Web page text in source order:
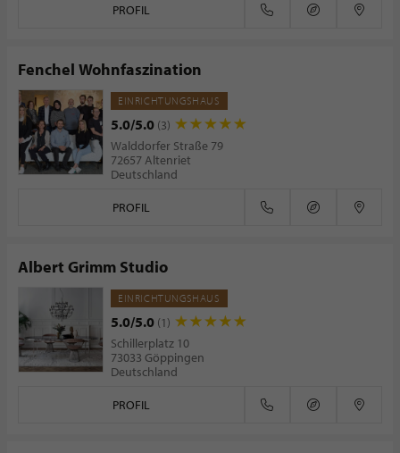
PROFIL
Fenchel Wohnfaszination
EINRICHTUNGSHAUS
5.0/5.0 (3)
Walddorfer Straße 79
72657 Altenriet
Deutschland
PROFIL
Albert Grimm Studio
EINRICHTUNGSHAUS
5.0/5.0 (1)
Schillerplatz 10
73033 Göppingen
Deutschland
PROFIL